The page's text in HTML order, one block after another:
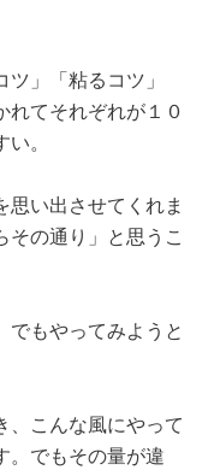
」「粘るコツ」
れてそれぞれが１０
。
い出させてくれま
の通り」と思うこ
でもやってみようと
、こんな風にやって
。でもその量が違